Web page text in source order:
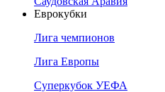
Еврокубки
Лига чемпионов
Лига Европы
Суперкубок УЕФА